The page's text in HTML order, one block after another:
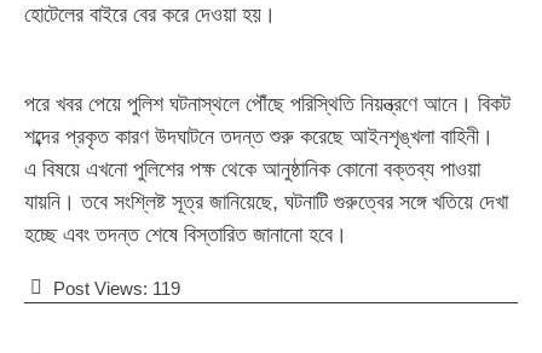
হোটেলের বাইরে বের করে দেওয়া হয়।
পরে খবর পেয়ে পুলিশ ঘটনাস্থলে পৌঁছে পরিস্থিতি নিয়ন্ত্রণে আনে। বিকট
শব্দের প্রকৃত কারণ উদঘাটনে তদন্ত শুরু করেছে আইনশৃঙ্খলা বাহিনী।
এ বিষয়ে এখনো পুলিশের পক্ষ থেকে আনুষ্ঠানিক কোনো বক্তব্য পাওয়া
যায়নি। তবে সংশ্লিষ্ট সূত্র জানিয়েছে, ঘটনাটি গুরুত্বের সঙ্গে খতিয়ে দেখা
হচ্ছে এবং তদন্ত শেষে বিস্তারিত জানানো হবে।
Post Views: 119